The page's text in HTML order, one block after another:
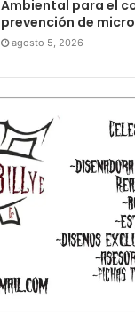
Ambiental para el
prevención de
agosto 5, 2026